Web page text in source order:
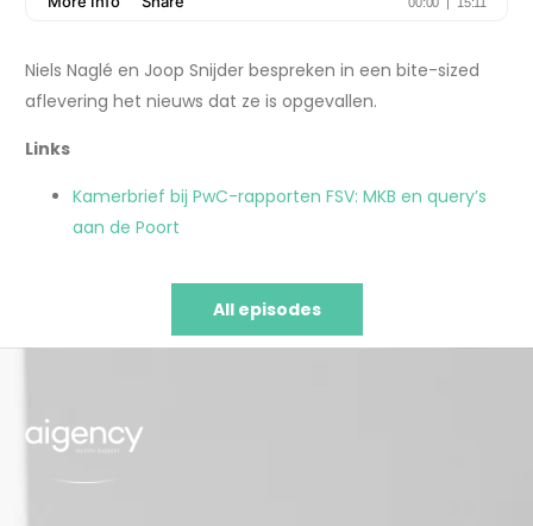
Niels Naglé en Joop Snijder bespreken in een bite-sized
aflevering het nieuws dat ze is opgevallen.
Links
Kamerbrief bij PwC-rapporten FSV: MKB en query’s
aan de Poort
All episodes